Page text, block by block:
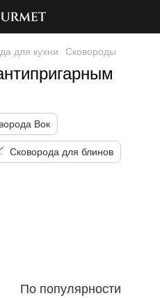
для кухни Сковороды
Вок
Сковорода для блинов
По популярности